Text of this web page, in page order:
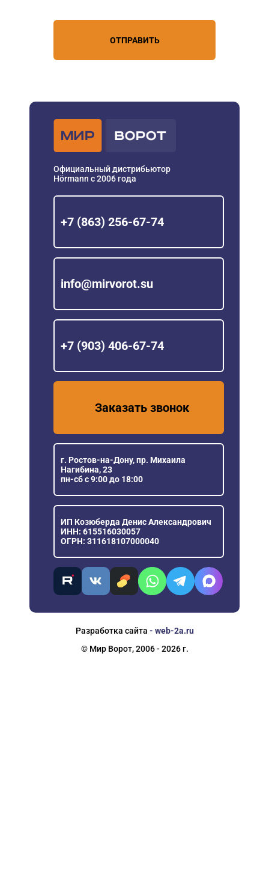
ОТПРАВИТЬ
Официальный дистрибьютор
Hörmann с 2006 года
+7 (863) 256-67-74
info@mirvorot.su
+7 (903) 406-67-74
Заказать звонок
г. Ростов-на-Дону, пр. Михаила
Нагибина, 23
пн-сб с 9:00 до 18:00
ИП Козюберда Денис Александрович
ИНН: 615516030057
ОГРН: 311618107000040
Разработка сайта - web-2a.ru
© Мир Ворот, 2006 - 2026 г.